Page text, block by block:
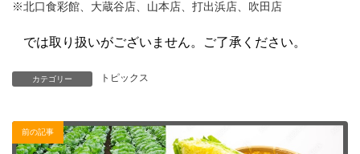
※北口食彩館、大蔵谷店、山本店、打出浜店、吹田店
では取り扱いがございません。ご了承ください。
カテゴリー トピックス
前の記事